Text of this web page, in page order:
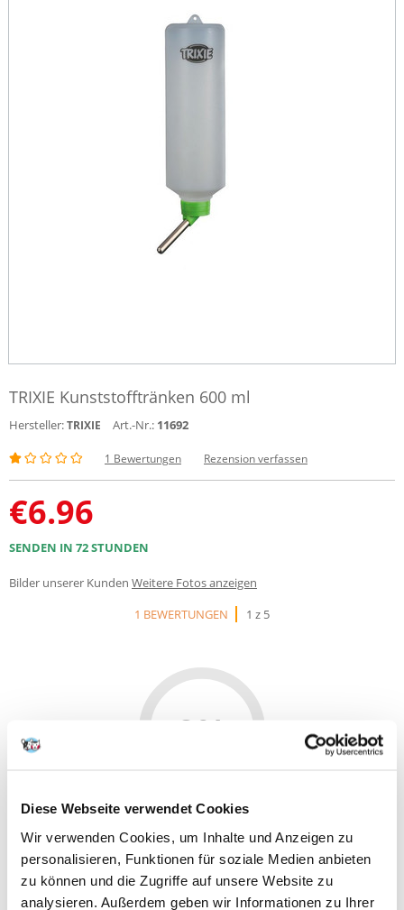
Diese Webseite verwendet Cookies
Wir verwenden Cookies, um Inhalte und Anzeigen zu
personalisieren, Funktionen für soziale Medien anbieten
zu können und die Zugriffe auf unsere Website zu
analysieren. Außerdem geben wir Informationen zu Ihrer
TRIXIE Kunststofftränken 600 ml
Hersteller:TRIXIE Art.-Nr.: 11692
1 Bewertungen Rezension verfassen
€6.96
SENDEN IN 72 STUNDEN
Bilder unserer Kunden Weitere Fotos anzeigen
1 BEWERTUNGEN
1 z 5
0%
Recommend
0% KUNDEN EMPFEHLEN DIESES PRODUKT
REZENSION VERFASSEN
Produktbeschreibung